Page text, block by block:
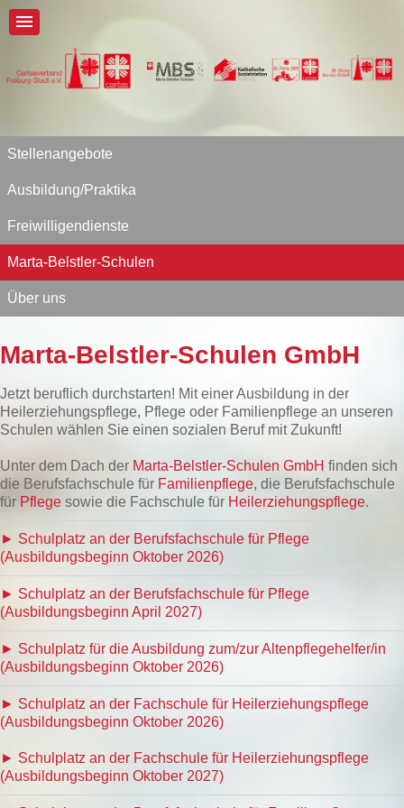
Stellenangebote
Ausbildung/Praktika
Freiwilligendienste
Marta-Belstler-Schulen
Über uns
Marta-Belstler-Schulen GmbH
Jetzt beruflich durchstarten! Mit einer Ausbildung in der
Heilerziehungspflege, Pflege oder Familienpflege an unseren
Schulen wählen Sie einen sozialen Beruf mit Zukunft!
Unter dem Dach der Marta-Belstler-Schulen GmbH finden sich
die Berufsfachschule für Familienpflege, die Berufsfachschule
für Pflege sowie die Fachschule für Heilerziehungspflege.
► Schulplatz an der Berufsfachschule für Pflege
(Ausbildungsbeginn Oktober 2026)
► Schulplatz an der Berufsfachschule für Pflege
(Ausbildungsbeginn April 2027)
► Schulplatz für die Ausbildung zum/zur Altenpflegehelfer/in
(Ausbildungsbeginn Oktober 2026)
► Schulplatz an der Fachschule für Heilerziehungspflege
(Ausbildungsbeginn Oktober 2026)
► Schulplatz an der Fachschule für Heilerziehungspflege
(Ausbildungsbeginn Oktober 2027)